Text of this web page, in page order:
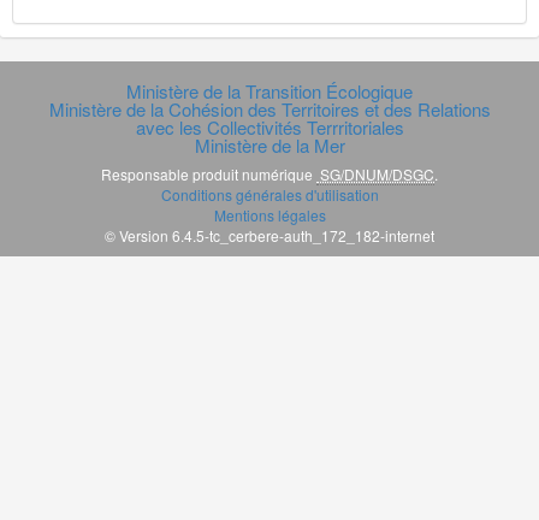
Ministère de la Transition Écologique
Ministère de la Cohésion des Territoires et des Relations
avec les Collectivités Terrritoriales
Ministère de la Mer
Responsable produit numérique SG/DNUM/DSGC.
Conditions générales d'utilisation
Mentions légales
© Version 6.4.5-tc_cerbere-auth_172_182-internet